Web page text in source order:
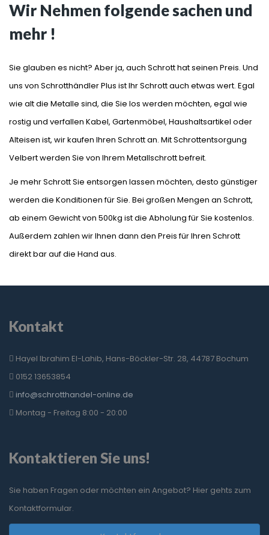
Wir Nehmen folgende sachen und
mehr !
Sie glauben es nicht? Aber ja, auch Schrott hat seinen Preis. Und
uns von Schrotthändler Plus ist Ihr Schrott auch etwas wert. Egal
wie alt die Metalle sind, die Sie los werden möchten, egal wie
rostig und verfallen Kabel, Gartenmöbel, Haushaltsartikel oder
Alteisen ist, wir kaufen Ihren Schrott an. Mit Schrottentsorgung
Velbert werden Sie von Ihrem Metallschrott befreit.
Je mehr Schrott Sie entsorgen lassen möchten, desto günstiger
werden die Konditionen für Sie. Bei großen Mengen an Schrott,
ab einem Gewicht von 500kg ist die Abholung für Sie kostenlos.
Außerdem zahlen wir Ihnen dann den Preis für Ihren Schrott
direkt bar auf die Hand aus.
Kontakt
Hayel Ibrahim El-Lahib, Hans-Böckler-Str. 28, 44787 Bochum
0152 13653854
info@schrotthandel-online.de
Montag - Freitag 8:00 - 20:00
Kontaktieren Sie uns!
Sie haben Fragen oder möchten ein Angebot? Hier gehts zum
Kontaktformular.